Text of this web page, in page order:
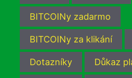
BITCOINy zadarmo
BITCOINy za klikání
Dotazníky Důkaz